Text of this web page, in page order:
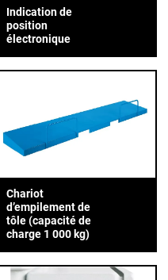
Indication de
position
électronique
Chariot
d’empilement de
tôle (capacité de
charge 1 000 kg)